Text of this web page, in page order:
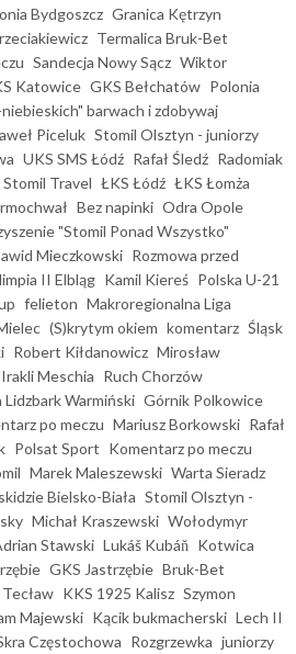
Bydgoszcz Granica Kętrzyn
Termalica Bruk-Bet
Sandecja Nowy Sącz Wiktor
Katowice GKS Bełchatów Polonia
barwach i zdobywaj
Piceluk Stomil Olsztyn - juniorzy
UKS SMS Łódź Rafał Śledź Radomiak
Stomil Travel ŁKS Łódź ŁKS Łomża
Bez napinki Odra Opole
"Stomil Ponad Wszystko"
Mieczkowski Rozmowa przed
II Elbląg Kamil Kiereś Polska U-21
felieton Makroregionalna Liga
(S)krytym okiem komentarz Śląsk
Robert Kiłdanowicz Mirosław
Irakli Meschia Ruch Chorzów
Lidzbark Warmiński Górnik Polkowice
po meczu Mariusz Borkowski Rafał
Polsat Sport Komentarz po meczu
Marek Maleszewski Warta Sieradz
Bielsko-Biała Stomil Olsztyn -
Michał Kraszewski Wołodymyr
Stawski Lukáš Kubáň Kotwica
GKS Jastrzębie Bruk-Bet
Tecław KKS 1925 Kalisz Szymon
Majewski Kącik bukmacherski Lech II
Częstochowa Rozgrzewka juniorzy